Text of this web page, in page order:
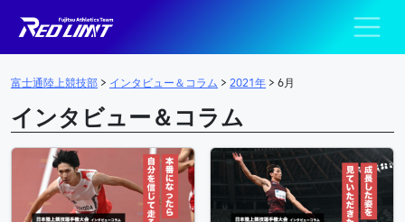
メインナビゲーション
陸上競技部 –
富士通陸上競技部 > インタビュー＆コラム > 2021年 > 6月
インタビュー＆コラム